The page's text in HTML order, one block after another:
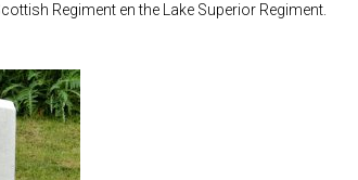
Regiment en the Lake Superior Regiment.